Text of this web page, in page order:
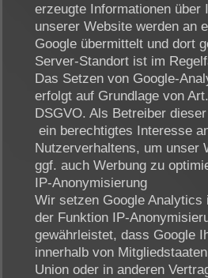
erzeugte Informationen über
unserer Website werden an
Google übermittelt und dort
Server-Standort ist im
Das Setzen von Google-
erfolgt auf Grundlage von
DSGVO. Als Betreiber
ein berechtigtes Interesse
Nutzerverhaltens, um unser
ggf. auch Werbung zu
IP-Anonymisierung
Wir setzen Google Analytics
der Funktion IP-
gewährleistet, dass Google
innerhalb von
Union oder in anderen